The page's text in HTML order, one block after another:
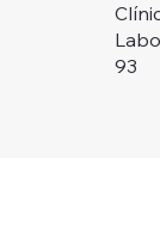
93